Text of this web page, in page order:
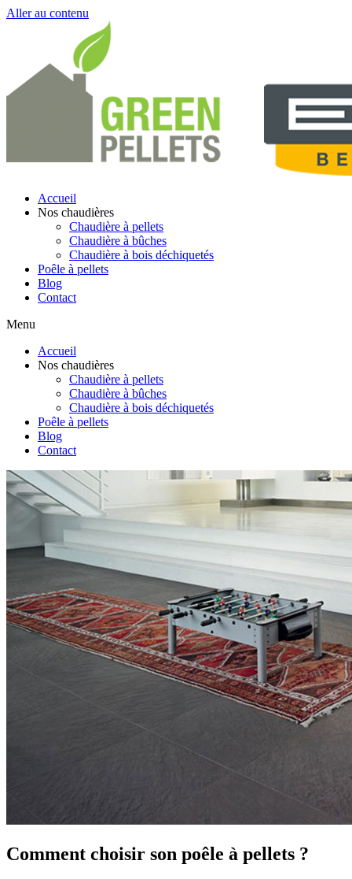
Aller au contenu
Accueil
Nos chaudières
Chaudière à pellets
Chaudière à bûches
Chaudière à bois déchiquetés
Poêle à pellets
Blog
Contact
Menu
Accueil
Nos chaudières
Chaudière à pellets
Chaudière à bûches
Chaudière à bois déchiquetés
Poêle à pellets
Blog
Contact
Comment choisir son poêle à pellets ?